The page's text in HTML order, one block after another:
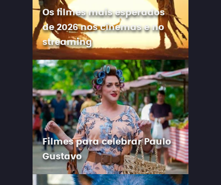
Os filmes mais esperados
de 2026 nos cinemas e no
streaming
Filmes para celebrar Paulo
Gustavo